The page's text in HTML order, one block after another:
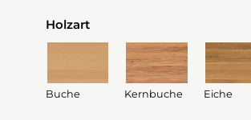
Holzart
Buche Kernbuche Eiche